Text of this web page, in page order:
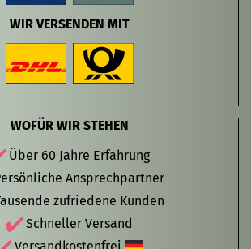
WIR VERSENDEN MIT
WOFÜR WIR STEHEN
Über 60 Jahre Erfahrung
Ansprechpartner
zufriedene Kunden
Schneller Versand